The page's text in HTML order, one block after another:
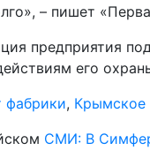
– пишет
предприятия
его
фабрики, Крымское
СМИ: В